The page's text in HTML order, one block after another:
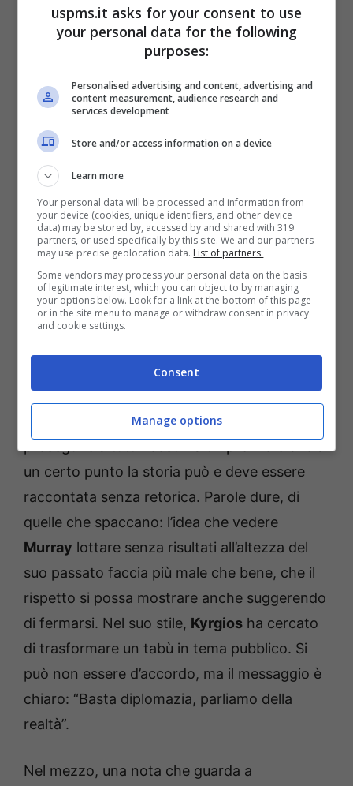
affiancato il consueto pacchetto di opinioni
non filtrate.
Kyrgios non si ferma e sarà a Melbourne. Poi la bordata su
Murray (ANSA) Uspms.it
È qui che scatta il “nuovo attacco”.Kyrgios
ha puntato il dito su Andy Murray
che nel circuito è quasi intoccabile per storia
e resilienza. Il tono? Tagliente. Il senso? Che
un certo punto la storia può e deve essere
raccontata senza retorica. Parole dure, di
quelle che spaccano: l’idea che vedere
Murray lottare senza risultati all’altezza del
suo passato faccia più male che bene, che il
rispetto si possa mostrare anche suggerendo
di fermarsi. Nel suo stile, Kyrgios ha cercato
di trasformare un tabù in tema pubblico. Si
può non essere d’accordo, ma il messaggio è
chiaro: “Basta diplomazia, parliamo della
realtà”.
Nel mezzo, una nota che guarda a
uspms.it asks for your consent to use
your personal data for the following
purposes:
Personalised advertising and content, advertising and
content measurement, audience research and
services development
Store and/or access information on a device
Learn more
Your personal data will be processed and information from
your device (cookies, unique identifiers, and other device
data) may be stored by, accessed by and shared with 319
partners, or used specifically by this site. We and our partners
may use precise geolocation data. List of partners.
Some vendors may process your personal data on the basis
of legitimate interest, which you can object to by managing
your options below. Look for a link at the bottom of this page
or in the site menu to manage or withdraw consent in privacy
and cookie settings.
Consent
Manage options